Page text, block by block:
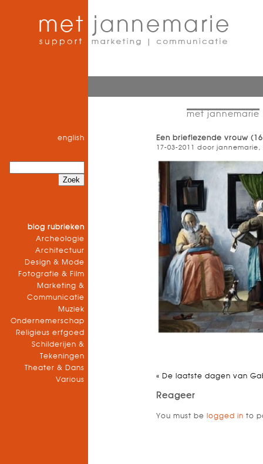
english
blog rubrieken
Archeologie
Architectuur
Design & Mode
Fotografie & Film
Marketing &
Communicatie
Muziek
Ondernemerschap
Religieus erfgoed
Schilderijen &
Tekeningen
Theater & Dans
Various
met jannemarie
Een brieflezende vrouw
17-03-2011 door jannemarie,
« De laatste dagen van
Reageer
You must be logged in to